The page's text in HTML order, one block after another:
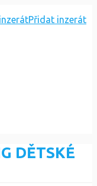
Přidat inzerát
DĚTSKÉ